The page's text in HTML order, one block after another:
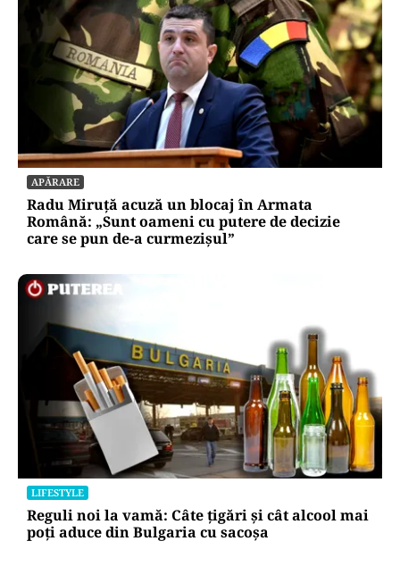
APĂRARE
Radu Miruță acuză un blocaj în Armata
Română: „Sunt oameni cu putere de decizie
care se pun de-a curmezișul”
LIFESTYLE
Reguli noi la vamă: Câte țigări și cât alcool mai
poți aduce din Bulgaria cu sacoșa